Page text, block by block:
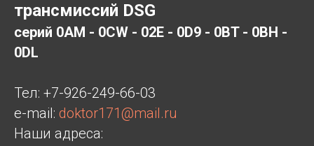
трансмиссий DSG
серий 0AM - 0CW - 02E - 0D9 - 0BT - 0BH -
0DL
Тел: +7-926-249-66-03
e-mail: doktor171@mail.ru
Наши адреса: